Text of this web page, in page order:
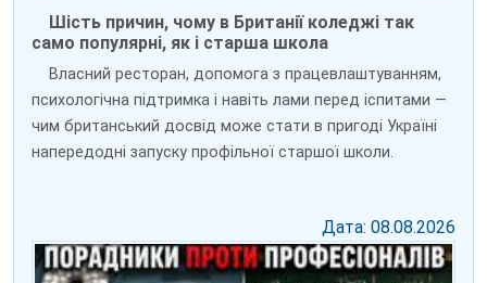
Шість причин, чому в Британії коледжі так
само популярні, як і старша школа
Власний ресторан, допомога з працевлаштуванням,
психологічна підтримка і навіть лами перед іспитами —
чим британський досвід може стати в пригоді Україні
напередодні запуску профільної старшої школи.
Дата: 08.08.2026